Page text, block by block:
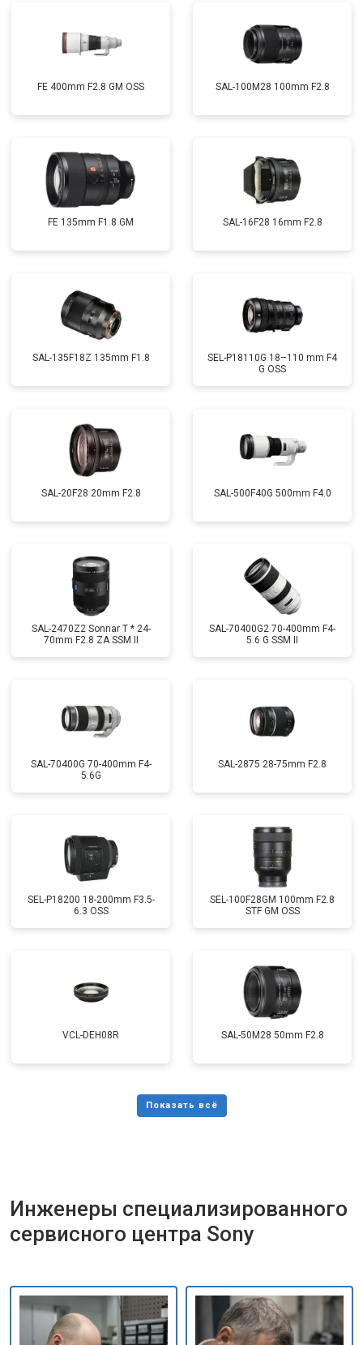
FE 400mm F2.8 GM OSS SAL-100M28 100mm F2.8
FE 135mm F1.8 GM SAL-16F28 16mm F2.8
SAL-135F18Z 135mm F1.8
SEL-P18110G 18–110 mm F4
G OSS
SAL-20F28 20mm F2.8 SAL-500F40G 500mm F4.0
SAL-2470Z2 Sonnar T * 24-
70mm F2.8 ZA SSM II
SAL-70400G2 70-400mm F4-
5.6 G SSM II
SAL-70400G 70-400mm F4-
5.6G
SAL-2875 28-75mm F2.8
SEL-P18200 18-200mm F3.5-
6.3 OSS
SEL-100F28GM 100mm F2.8
STF GM OSS
VCL-DEH08R SAL-50M28 50mm F2.8
Инженеры специализированного
сервисного центра Sony